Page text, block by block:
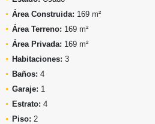
Área Construida: 169 m²
Área Terreno: 169 m²
Área Privada: 169 m²
Habitaciones: 3
Baños: 4
Garaje: 1
Estrato: 4
Piso: 2